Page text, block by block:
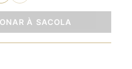
À SACOLA